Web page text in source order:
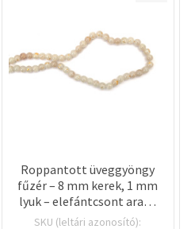
Roppantott üveggyöngy
fűzér – 8 mm kerek, 1 mm
lyuk – elefántcsont arany
színű díszítéssel ~ 100 db
SKU (leltári azonosító):